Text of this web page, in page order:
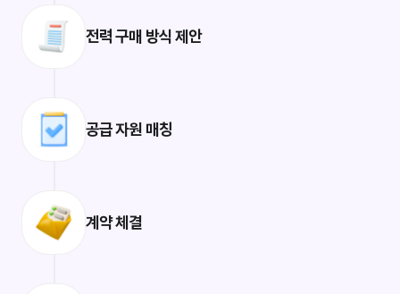
전력 구매 방식 제안
공급 자원 매칭
계약 체결